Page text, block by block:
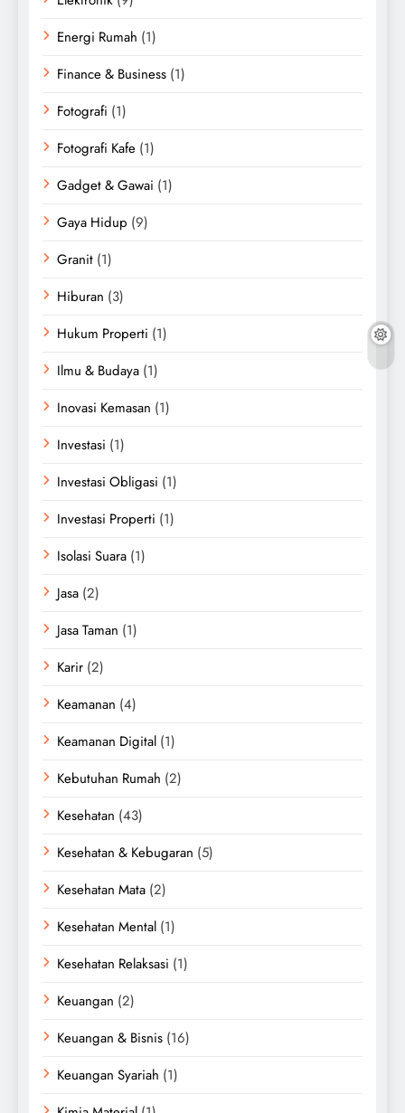
Energi Rumah (1)
Finance & Business (1)
Fotografi (1)
Fotografi Kafe (1)
Gadget & Gawai (1)
Gaya Hidup (9)
Granit (1)
Hiburan (3)
Hukum Properti (1)
Ilmu & Budaya (1)
Inovasi Kemasan (1)
Investasi (1)
Investasi Obligasi (1)
Investasi Properti (1)
Isolasi Suara (1)
Jasa (2)
Jasa Taman (1)
Karir (2)
Keamanan (4)
Keamanan Digital (1)
Kebutuhan Rumah (2)
Kesehatan (43)
Kesehatan & Kebugaran (5)
Kesehatan Mata (2)
Kesehatan Mental (1)
Kesehatan Relaksasi (1)
Keuangan (2)
Keuangan & Bisnis (16)
Keuangan Syariah (1)